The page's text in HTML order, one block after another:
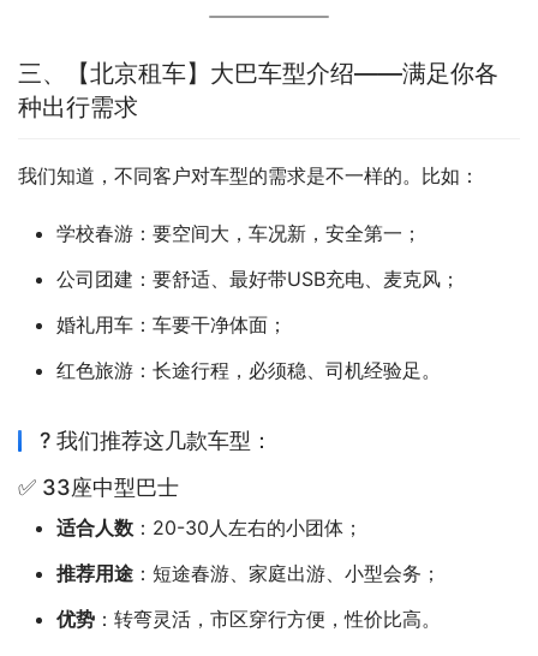
三、【北京租车】大巴车型介绍——满足你各
种出行需求
我们知道，不同客户对车型的需求是不一样的。比如：
学校春游：要空间大，车况新，安全第一；
公司团建：要舒适、最好带USB充电、麦克风；
婚礼用车：车要干净体面；
红色旅游：长途行程，必须稳、司机经验足。
? 我们推荐这几款车型：
✅ 33座中型巴士
适合人数 ：20-30人左右的小团体；
推荐用途 ：短途春游、家庭出游、小型会务；
优势 ：转弯灵活，市区穿行方便，性价比高。